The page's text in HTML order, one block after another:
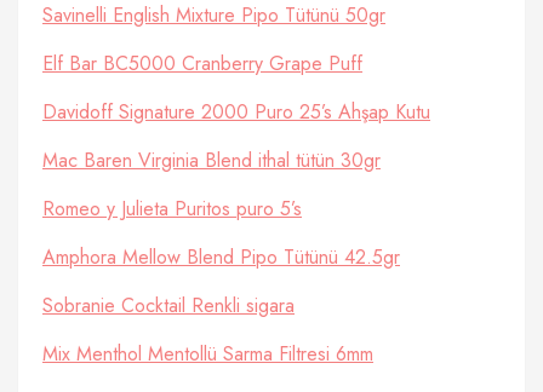
Savinelli English Mixture Pipo Tütünü 50gr
Elf Bar BC5000 Cranberry Grape Puff
Davidoff Signature 2000 Puro 25’s Ahşap Kutu
Mac Baren Virginia Blend ithal tütün 30gr
Romeo y Julieta Puritos puro 5’s
Amphora Mellow Blend Pipo Tütünü 42.5gr
Sobranie Cocktail Renkli sigara
Mix Menthol Mentollü Sarma Filtresi 6mm